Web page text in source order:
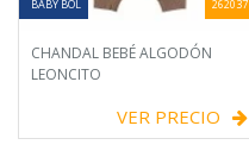
BABY BOL 262037
CHANDAL BEBÉ ALGODÓN
LEONCITO
VER PRECIO